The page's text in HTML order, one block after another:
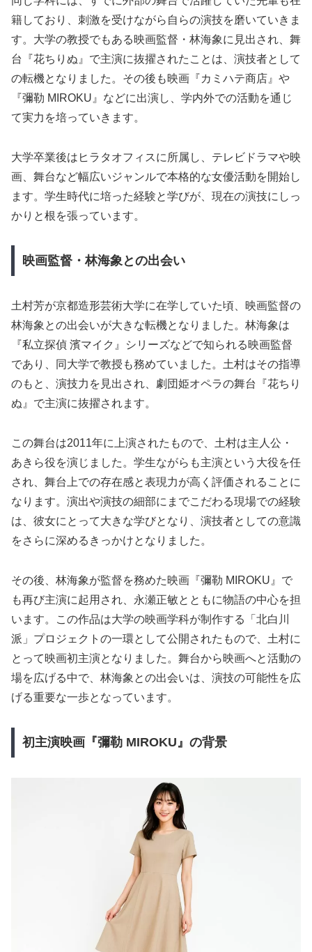
籍しており、刺激を受けながら自らの演技を磨いていきま
す。大学の教授でもある映画監督・林海象に見出され、舞
台『花ちりぬ』で主演に抜擢されたことは、演技者として
の転機となりました。その後も映画『カミハテ商店』や
『彌勒 MIROKU』などに出演し、学内外での活動を通じ
て実力を培っていきます。
大学卒業後はヒラタオフィスに所属し、テレビドラマや映
画、舞台など幅広いジャンルで本格的な女優活動を開始し
ます。学生時代に培った経験と学びが、現在の演技にしっ
かりと根を張っています。
映画監督・林海象との出会い
土村芳が京都造形芸術大学に在学していた頃、映画監督の
林海象との出会いが大きな転機となりました。林海象は
『私立探偵 濱マイク』シリーズなどで知られる映画監督
であり、同大学で教授も務めていました。土村はその指導
のもと、演技力を見出され、劇団姫オペラの舞台『花ちり
ぬ』で主演に抜擢されます。
この舞台は2011年に上演されたもので、土村は主人公・
あきら役を演じました。学生ながらも主演という大役を任
され、舞台上での存在感と表現力が高く評価されることに
なります。演出や演技の細部にまでこだわる現場での経験
は、彼女にとって大きな学びとなり、演技者としての意識
をさらに深めるきっかけとなりました。
その後、林海象が監督を務めた映画『彌勒 MIROKU』で
も再び主演に起用され、永瀬正敏とともに物語の中心を担
います。この作品は大学の映画学科が制作する「北白川
派」プロジェクトの一環として公開されたもので、土村に
とって映画初主演となりました。舞台から映画へと活動の
場を広げる中で、林海象との出会いは、演技の可能性を広
げる重要な一歩となっています。
初主演映画『彌勒 MIROKU』の背景